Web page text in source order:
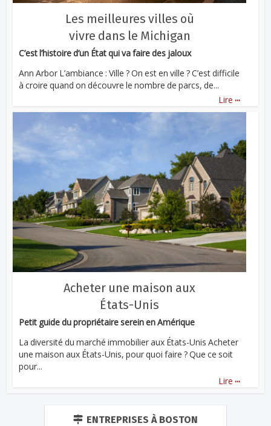
Les meilleures villes où
vivre dans le Michigan
C’est l’histoire d’un État qui va faire des jaloux
Ann Arbor L’ambiance : Ville ? On est en ville ? C’est difficile
à croire quand on découvre le nombre de parcs, de...
Lire ...
Acheter une maison aux
États-Unis
Petit guide du propriétaire serein en Amérique
La diversité du marché immobilier aux États-Unis Acheter
une maison aux États-Unis, pour quoi faire ? Que ce soit
pour...
Lire ...
ENTREPRISES À BOSTON